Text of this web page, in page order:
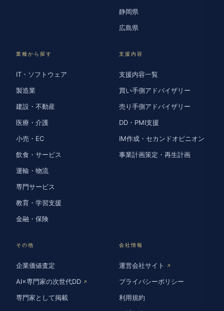
静岡県
広島県
業種から探す
IT・ソフトウェア
製造業
建設・不動産
医療・介護
小売・EC
飲食・サービス
運輸・物流
専門サービス
教育・学習支援
金融・保険
支援内容
支援内容一覧
買い手側アドバイザリー
売り手側アドバイザリー
DD・PMI支援
IM作成・セカンドオピニオン
事業計画策定・再生計画
その他
企業価値査定
AI×専門家の次世代DD ↗
専門家として掲載
会社情報
運営会社サイト ↗
プライバシーポリシー
利用規約